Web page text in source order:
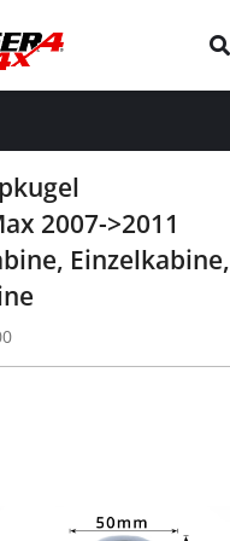
2007->2011
Einzelkabine,